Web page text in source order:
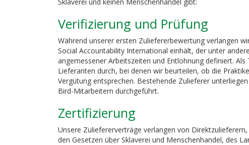
Verifizierung und Prüfung
Während unserer ersten Zuliefererbewertung verlangen
Social Accountability International einhält, der unter
angemessener Arbeitszeiten und Entlohnung definiert.
Lieferanten durch, bei denen wir beurteilen, ob die
Vergütung entsprechen. Bestehende Zulieferer
Bird-Mitarbeitern durchgeführt.
Zertifizierung
Unsere Zuliefererverträge verlangen von
den Gesetzen über Sklaverei und Menschenhandel, des